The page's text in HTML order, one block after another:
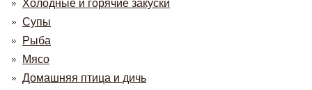
Холодные и горячие закуски
Супы
Рыба
Мясо
Домашняя птица и дичь